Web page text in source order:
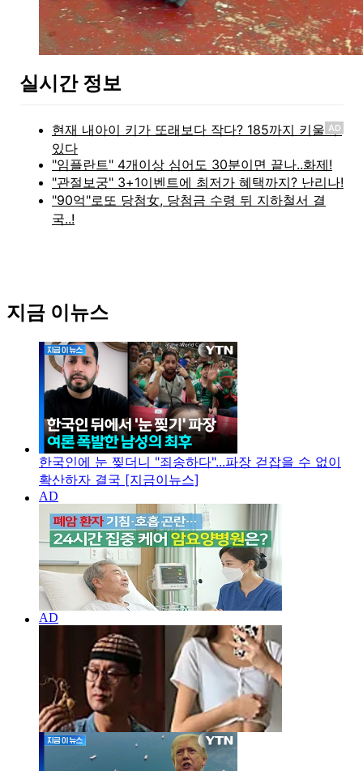
실시간 정보
AD
지금 이뉴스
한국인에 눈 찢더니 "죄송하다"...파장 걷잡을 수 없이
확산하자 결국 [지금이뉴스]